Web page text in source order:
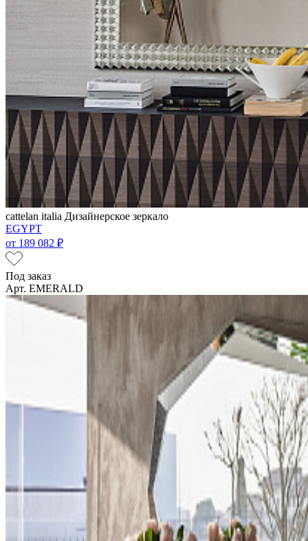
cattelan italia Дизайнерское зеркало
EGYPT
от 189 082 ₽
Под заказ
Арт. EMERALD